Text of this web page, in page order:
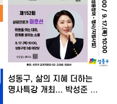
성동구, 삶의 지혜 더하는
명사특강 개최... 박성준 …